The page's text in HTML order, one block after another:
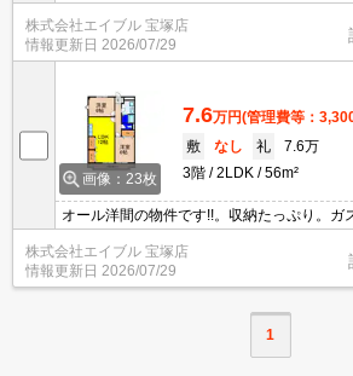
好きの方に。独立洗面台が便利。エアコン
0.55ヵ月分。駅まで徒歩4分圏内!。振り分
取り。
株式会社エイブル 宝塚店
情報更新日 2026/07/29
画像：23枚
7.6万円(管理費等：
敷
なし 礼
7.6万
3階
2LDK 56m²
オール洋間の物件です!!。収納たっぷり。ガ
好きの方に。独立洗面台が便利。最上階の
アコン付き。仲介手数料家賃の0.55ヵ月分
株式会社エイブル 宝塚店
情報更新日 2026/07/29
1